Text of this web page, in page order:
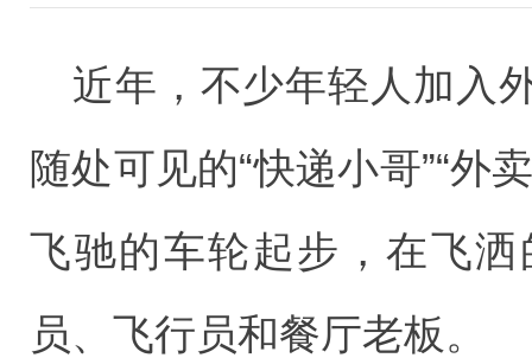
近年，不少年轻人加入
随处可见的“快递小哥”“外
飞驰的车轮起步，在飞
员、飞行员和餐厅老板。